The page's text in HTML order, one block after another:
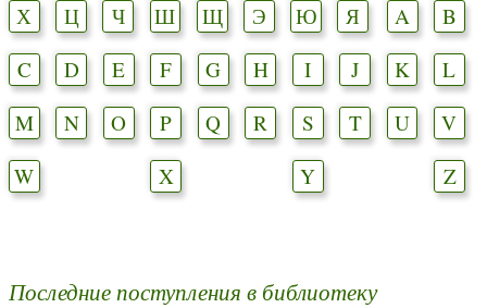
Х
Ц Ч Ш Щ Э Ю Я A
B
C
D E F G H I J K
L
M
N O P Q R S T U
V
W
X Y Z
Последние поступления в библиотеку